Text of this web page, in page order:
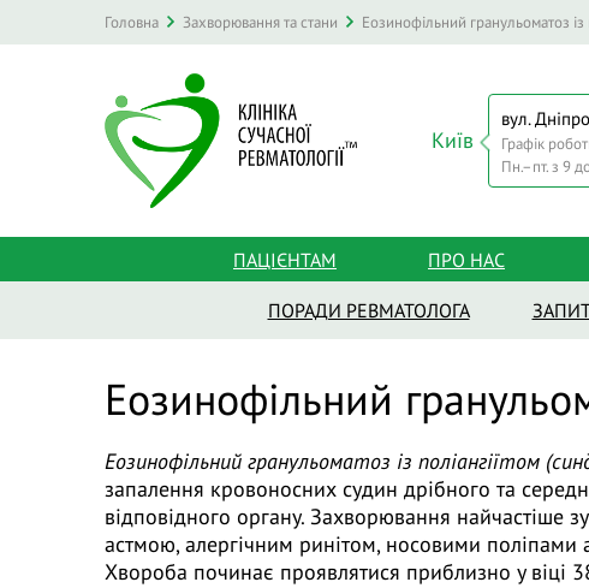
Головна Захворювання та стани Еозинофільний гранульоматоз із
Київ
вул.
Графік
Пн.–пт. з 9
ПАЦІЄНТАМ ПРО НАС
ПОРАДИ РЕВМАТОЛОГА
Еозинофільний
Еозинофільний гранульоматоз із поліангіїтом
запалення кровоносних судин дрібного та
відповідного органу. Захворювання найчастіше
астмою, алергічним ринітом, носовими поліпами
Хвороба починає проявлятися приблизно у віці